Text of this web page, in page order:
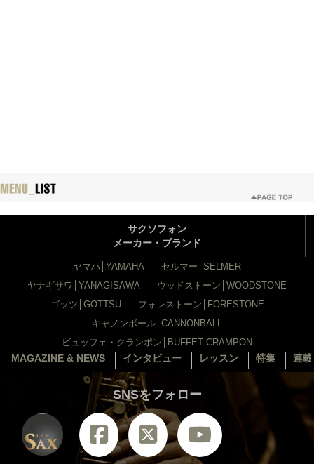
サクソフォン
メーカー・ブランド
ヤマハ│YAMAHA
セルマー│SELMER
ヤナギサワ│YANAGISAWA
ウッドストーン│WOODSTONE
ゴッツ│GOTTSU
フォレストーン│FORESTONE
キャノンボール│CANNONBALL
ビュッフェ・クランポン│BUFFET CRAMPON
MAGAZINE & NEWS インタビュー レッスン 特集 連
SNSをフォロー